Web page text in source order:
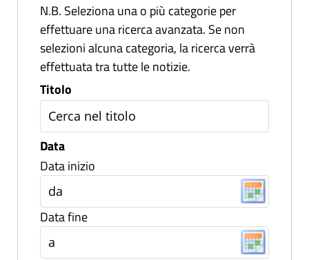
N.B. Seleziona una o più categorie per
effettuare una ricerca avanzata. Se non
selezioni alcuna categoria, la ricerca verrà
effettuata tra tutte le notizie.
Titolo
Data
Data inizio
Data fine